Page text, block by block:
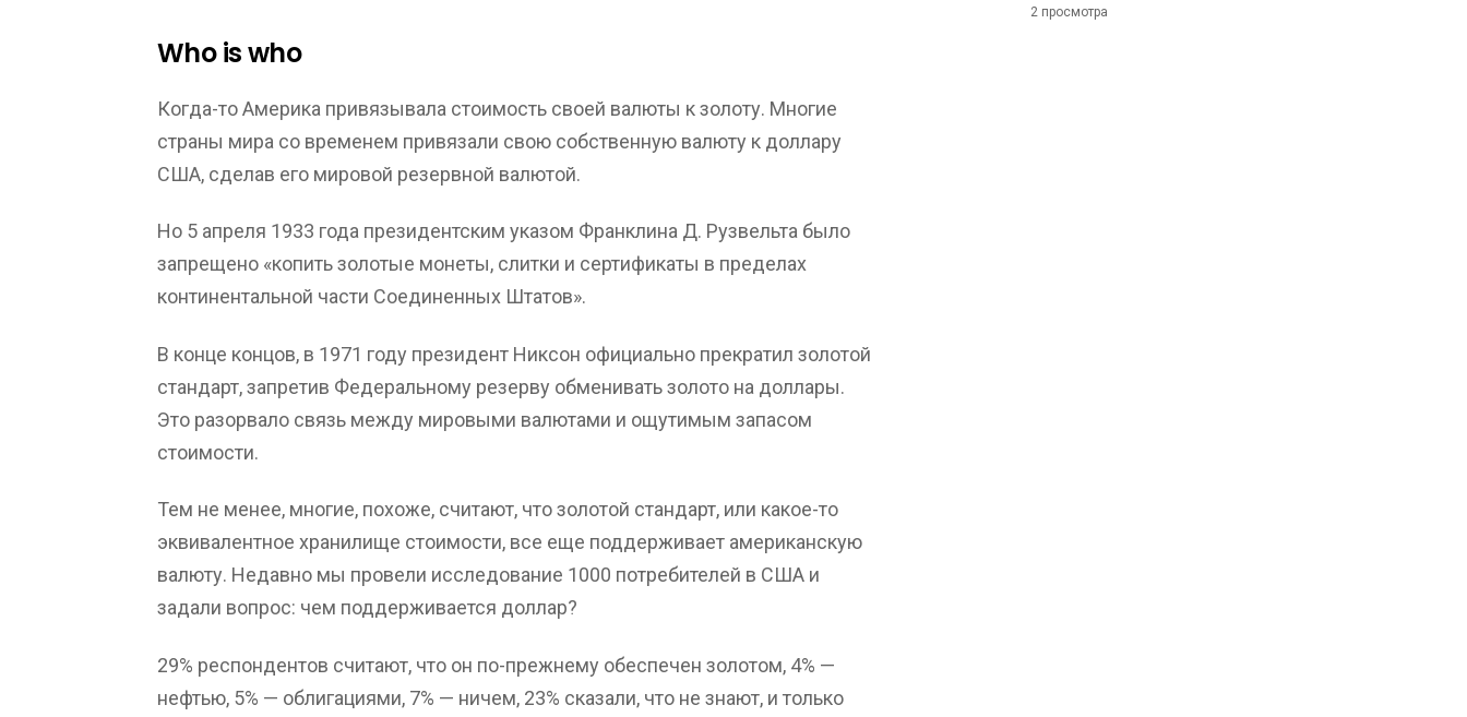
Who is who
Когда-то Америка привязывала стоимость своей валюты к золоту. Многие
страны мира со временем привязали свою собственную валюту к доллару
США, сделав его мировой резервной валютой.
Но 5 апреля 1933 года президентским указом Франклина Д. Рузвельта было
запрещено «копить золотые монеты, слитки и сертификаты в пределах
континентальной части Соединенных Штатов».
В конце концов, в 1971 году президент Никсон официально прекратил золотой
стандарт, запретив Федеральному резерву обменивать золото на доллары.
Это разорвало связь между мировыми валютами и ощутимым запасом
стоимости.
Тем не менее, многие, похоже, считают, что золотой стандарт, или какое-то
эквивалентное хранилище стоимости, все еще поддерживает американскую
валюту. Недавно мы провели исследование 1000 потребителей в США и
задали вопрос: чем поддерживается доллар?
29% респондентов считают, что он по-прежнему обеспечен золотом, 4% —
нефтью, 5% — облигациями, 7% — ничем, 23% сказали, что не знают, и только
2 просмотра